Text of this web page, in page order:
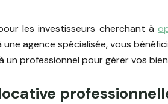
les investisseurs cherchant à
agence spécialisée, vous
professionnel pour gérer vos